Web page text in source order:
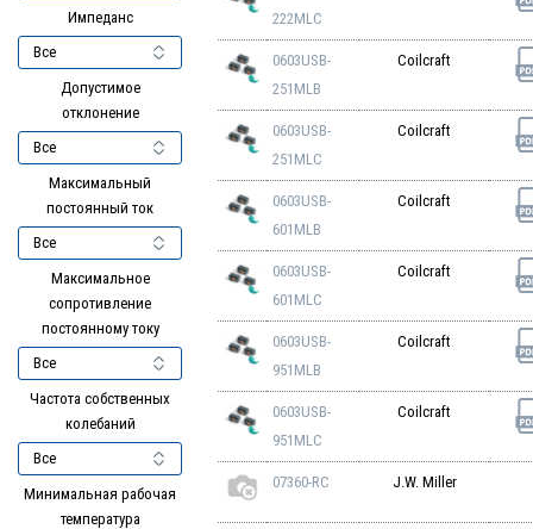
Импеданс
Допустимое
отклонение
Максимальный
постоянный ток
Максимальное
сопротивление
постоянному току
Частота собственных
колебаний
Минимальная рабочая
температура
222MLC
0603USB-
251MLB
Coilcraft
0603USB-
251MLC
Coilcraft
0603USB-
601MLB
Coilcraft
0603USB-
601MLC
Coilcraft
0603USB-
951MLB
Coilcraft
0603USB-
951MLC
Coilcraft
07360-RC J.W. Miller